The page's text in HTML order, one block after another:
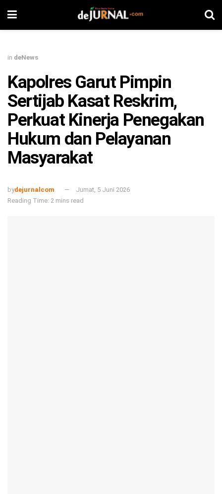
in deNews
Kapolres Garut Pimpin
Sertijab Kasat Reskrim,
Perkuat Kinerja Penegakan
Hukum dan Pelayanan
Masyarakat
bydejurnalcom
Jumat, 5 Juni 2026
Reading Time: 2 mins read